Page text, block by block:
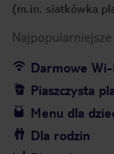
(m.in. siatkówka
Darmowe Wi-
Piaszczysta
Menu dla
Dla rodzin